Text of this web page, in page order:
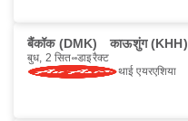
बैंकॉक (DMK) काऊशुंग (KHH)
बुध, 2 सित॰ डाइरैक्ट
थाई एयरएशिया